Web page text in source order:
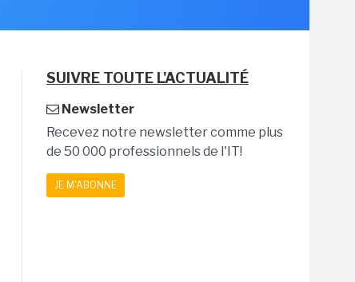
SUIVRE TOUTE L'ACTUALITÉ
Newsletter
Recevez notre newsletter comme plus
de 50 000 professionnels de l'IT!
JE M'ABONNE